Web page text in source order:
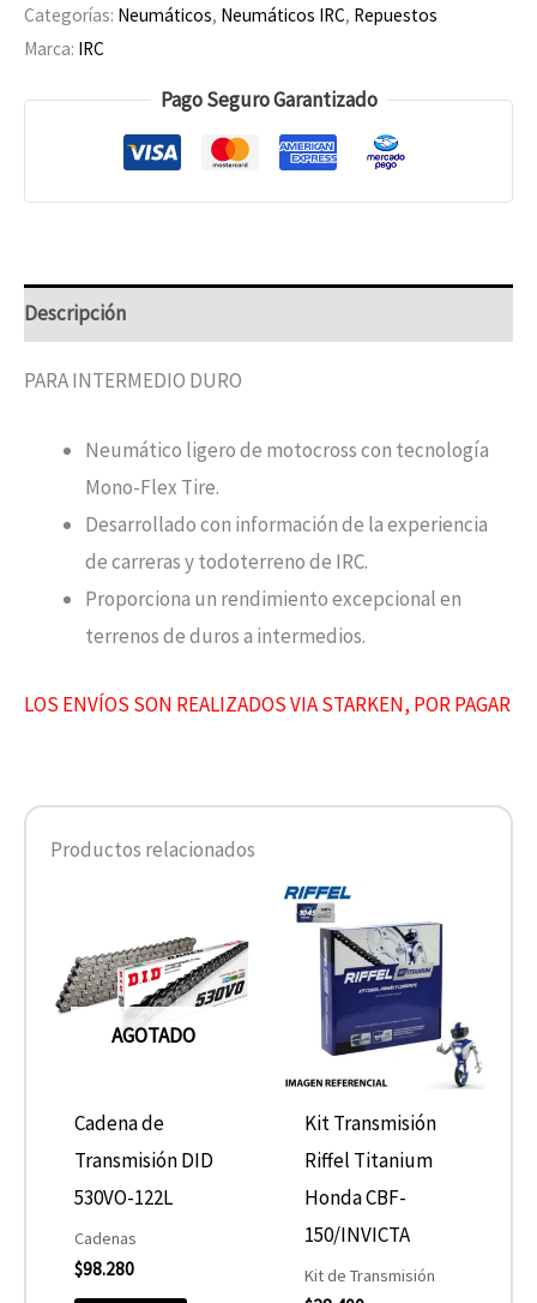
Categorías: Neumáticos, Neumáticos IRC, Repuestos
Marca: IRC
Pago Seguro Garantizado
Descripción
PARA INTERMEDIO DURO
Neumático ligero de motocross con tecnología
Mono-Flex Tire.
Desarrollado con información de la experiencia
de carreras y todoterreno de IRC.
Proporciona un rendimiento excepcional en
terrenos de duros a intermedios.
LOS ENVÍOS SON REALIZADOS VIA STARKEN, POR PAGAR
Productos relacionados
AGOTADO
Cadena de
Transmisión DID
530VO-122L
Cadenas
$98.280
Kit Transmisión
Riffel Titanium
Honda CBF-
150/INVICTA
Kit de Transmisión